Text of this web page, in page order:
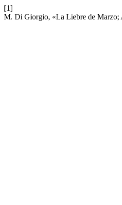
[1]
M. Di Giorgio, «La Liebre de Marzo;